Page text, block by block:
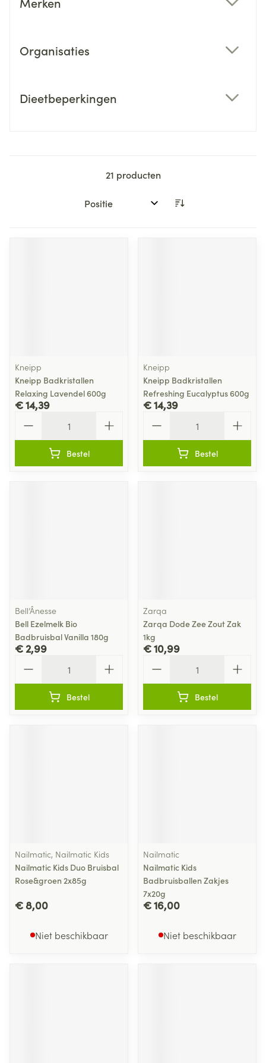
Organisaties
Dieetbeperkingen
21 producten
Sorteer op:
Kneipp
Kneipp Badkristallen
Relaxing Lavendel 600g
€ 14,39
Bestel
Kneipp
Kneipp Badkristallen
Refreshing Eucalyptus 600g
€ 14,39
Bestel
Bell’Ânesse
Bell Ezelmelk Bio
Badbruisbal Vanilla 180g
€ 2,99
Bestel
Zarqa
Zarqa Dode Zee Zout Zak
1kg
€ 10,99
Bestel
Nailmatic, Nailmatic Kids
Nailmatic Kids Duo Bruisbal
Rose&groen 2x85g
€ 8,00
Niet beschikbaar
Nailmatic
Nailmatic Kids
Badbruisballen Zakjes
7x20g
€ 16,00
Niet beschikbaar